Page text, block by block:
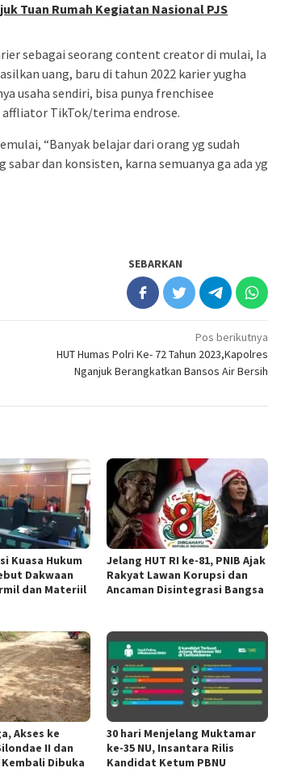
Tuan Rumah Kegiatan Nasional PJS
sebagai seorang content creator di mulai, Ia
uang, baru di tahun 2022 karier yugha
usaha sendiri, bisa punya frenchisee
affliator TikTok/terima endrose.
“Banyak belajar dari orang yg sudah
dan konsisten, karna semuanya ga ada yg
SEBARKAN
Pos berikutnya
HUT Humas Polri Ke- 72 Tahun 2023,Kapolres
Nganjuk Berangkatkan Bansos Air Bersih
Kuasa Hukum
Dakwaan
dan Materiil
Jelang HUT RI ke-81, PNIB Ajak
Rakyat Lawan Korupsi dan
Ancaman Disintegrasi Bangsa
Akses ke
II dan
Dibuka
30 hari Menjelang Muktamar
ke-35 NU, Insantara Rilis
Kandidat Ketum PBNU